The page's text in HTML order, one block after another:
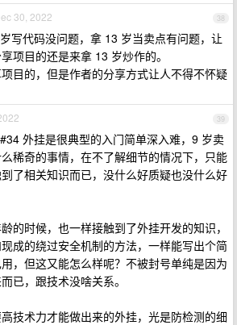
38
30, 2022
写代码没问题，拿 13 岁当卖点有问题，让
项目的还是来拿 13 岁炒作的。
目的，但是作者的分享方式让人不得不怀疑
39
#34 外挂是很典型的入门简单深入难，9 岁卖
稀奇的事情，在不了解细节的情况下，只能
了相关知识而已，没什么好质疑也没什么好
的时候，也一样接触到了外挂开发的知识，
成的绕过安全机制的方法，一样能写出个简
，但这又能怎么样呢？不被封号单纯是因为
已，跟技术没啥关系。
技术力才能做出来的外挂，光是防检测的细